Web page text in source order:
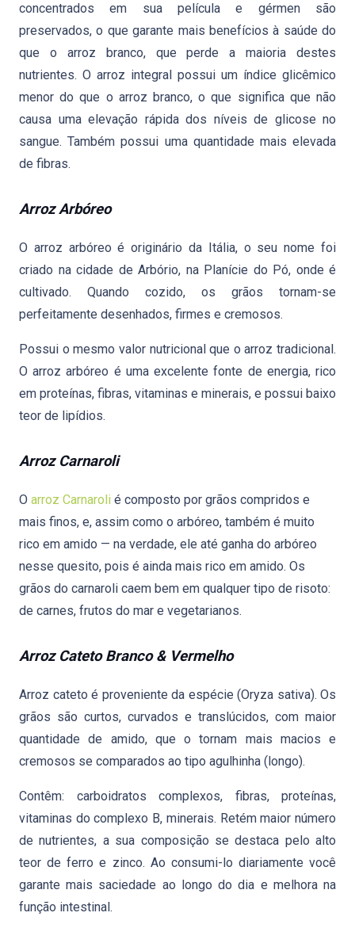
concentrados em sua película e gérmen são
preservados, o que garante mais benefícios à saúde do
que o arroz branco, que perde a maioria destes
nutrientes. O arroz integral possui um índice glicêmico
menor do que o arroz branco, o que significa que não
causa uma elevação rápida dos níveis de glicose no
sangue. Também possui uma quantidade mais elevada
de fibras.
Arroz Arbóreo
O arroz arbóreo é originário da Itália, o seu nome foi
criado na cidade de Arbório, na Planície do Pó, onde é
cultivado. Quando cozido, os grãos tornam-se
perfeitamente desenhados, firmes e cremosos.
Possui o mesmo valor nutricional que o arroz tradicional.
O arroz arbóreo é uma excelente fonte de energia, rico
em proteínas, fibras, vitaminas e minerais, e possui baixo
teor de lipídios.
Arroz Carnaroli
O arroz Carnaroli é composto por grãos compridos e
mais finos, e, assim como o arbóreo, também é muito
rico em amido — na verdade, ele até ganha do arbóreo
nesse quesito, pois é ainda mais rico em amido. Os
grãos do carnaroli caem bem em qualquer tipo de risoto:
de carnes, frutos do mar e vegetarianos.
Arroz Cateto Branco & Vermelho
Arroz cateto é proveniente da espécie (Oryza sativa). Os
grãos são curtos, curvados e translúcidos, com maior
quantidade de amido, que o tornam mais macios e
cremosos se comparados ao tipo agulhinha (longo).
Contêm: carboidratos complexos, fibras, proteínas,
vitaminas do complexo B, minerais. Retém maior número
de nutrientes, a sua composição se destaca pelo alto
teor de ferro e zinco. Ao consumi-lo diariamente você
garante mais saciedade ao longo do dia e melhora na
função intestinal.